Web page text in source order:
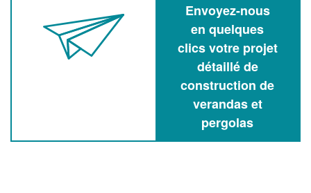
Envoyez-nous
en quelques
clics votre projet
détaillé de
construction de
verandas et
pergolas